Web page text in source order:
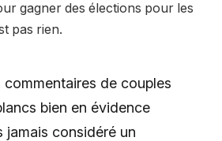
gagner des élections pour les
pas rien.
commentaires de couples
bien en évidence
jamais considéré un